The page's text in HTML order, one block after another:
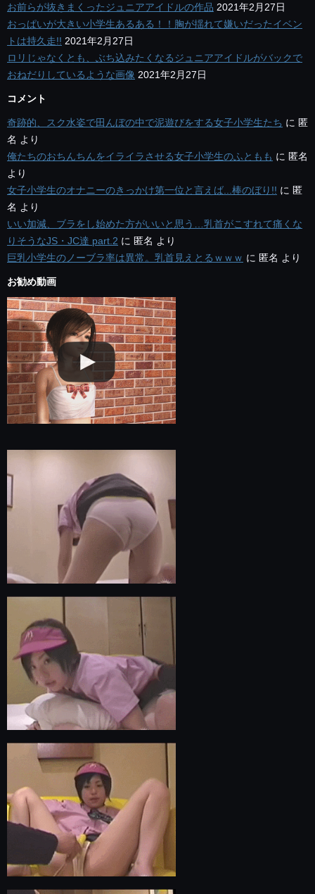
お前らが抜きまくったジュニアアイドルの作品 2021年2月27日
おっぱいが大きい小学生あるある！！胸が揺れて嫌いだったイベン
トは持久走!! 2021年2月27日
ロリじゃなくとも、ぶち込みたくなるジュニアアイドルがバックで
おねだりしているような画像 2021年2月27日
コメント
奇跡的、スク水姿で田んぼの中で泥遊びをする女子小学生たち に 匿
名 より
俺たちのおちんちんをイライラさせる女子小学生のふともも に 匿名
より
女子小学生のオナニーのきっかけ第一位と言えば...棒のぼり!! に 匿
名 より
いい加減、ブラをし始めた方がいいと思う…乳首がこすれて痛くな
りそうなJS・JC達 part.2 に 匿名 より
巨乳小学生のノーブラ率は異常。乳首見えとるｗｗｗ に 匿名 より
お勧め動画